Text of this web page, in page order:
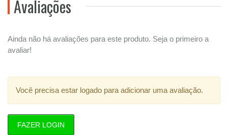
Avaliações
Ainda não há avaliações para este produto. Seja o primeiro a
avaliar!
Você precisa estar logado para adicionar uma avaliação.
FAZER LOGIN